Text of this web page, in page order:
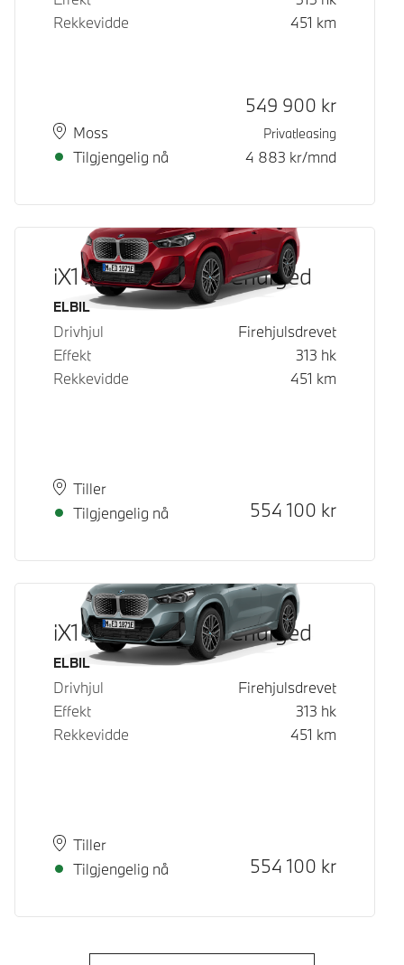
Rekkevidde
451 km
PlassMoss
Leveringstid
Tilgjengelig nå
Kontantpris
549 900 kr
Privatleasing
4 883 kr/mnd
iX1 xDrive30 Fully Charged
Drivstoff
ELBIL
Drivhjul
Firehjulsdrevet
Effekt
313 hk
Rekkevidde
451 km
PlassTiller
Leveringstid
Tilgjengelig nå
Kontantpris
554 100 kr
iX1 xDrive30 Fully Charged
Drivstoff
ELBIL
Drivhjul
Firehjulsdrevet
Effekt
313 hk
Rekkevidde
451 km
PlassTiller
Leveringstid
Tilgjengelig nå
Kontantpris
554 100 kr